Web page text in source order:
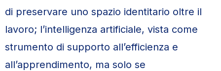
di preservare uno spazio identitario oltre il
lavoro; l’intelligenza artificiale, vista come
strumento di supporto all’efficienza e
all’apprendimento, ma solo se